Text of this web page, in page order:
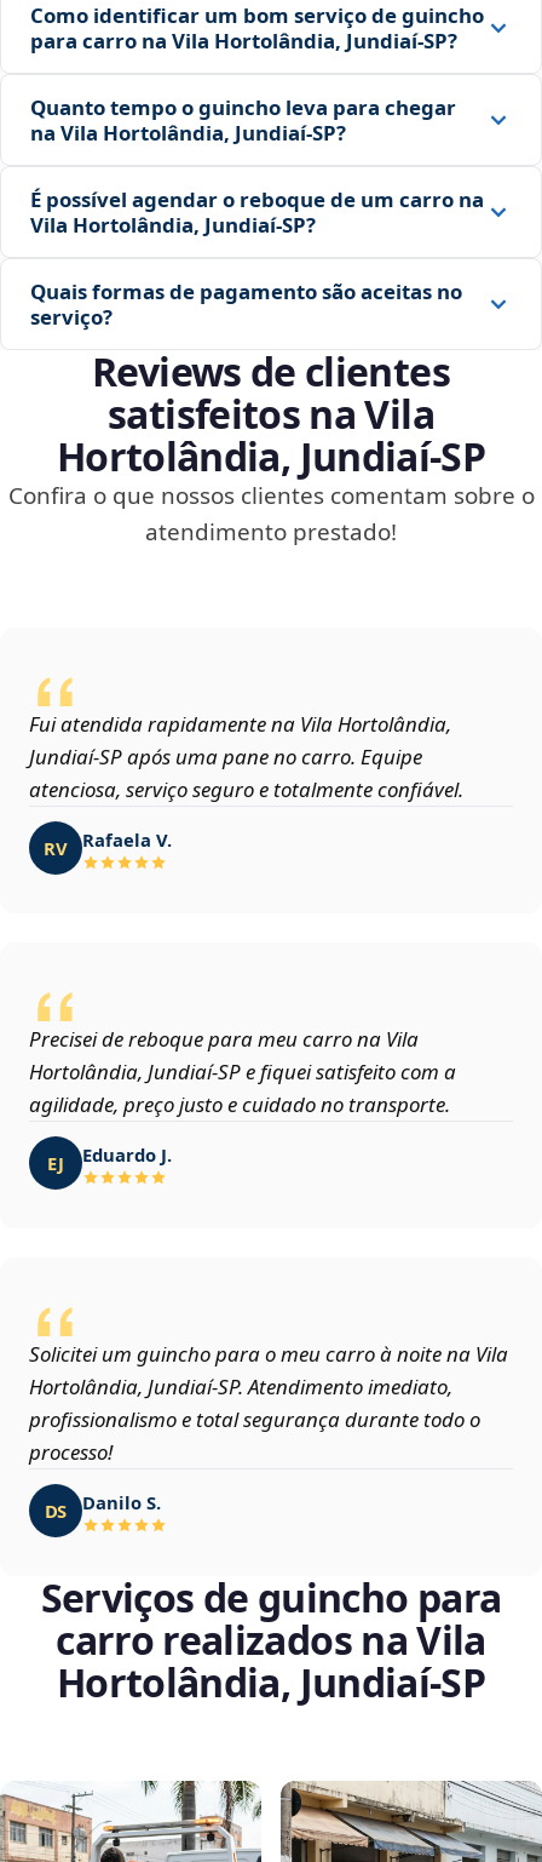
Como identificar um bom serviço de guincho
para carro na Vila Hortolândia, Jundiaí‑SP?
Quanto tempo o guincho leva para chegar
na Vila Hortolândia, Jundiaí‑SP?
É possível agendar o reboque de um carro na
Vila Hortolândia, Jundiaí‑SP?
Quais formas de pagamento são aceitas no
serviço?
Reviews de clientes
satisfeitos na Vila
Hortolândia, Jundiaí‑SP
Confira o que nossos clientes comentam sobre o
atendimento prestado!
Fui atendida rapidamente na Vila Hortolândia,
Jundiaí‑SP após uma pane no carro. Equipe
atenciosa, serviço seguro e totalmente confiável.
RV Rafaela V.
Precisei de reboque para meu carro na Vila
Hortolândia, Jundiaí‑SP e fiquei satisfeito com a
agilidade, preço justo e cuidado no transporte.
EJ Eduardo J.
Solicitei um guincho para o meu carro à noite na Vila
Hortolândia, Jundiaí‑SP. Atendimento imediato,
profissionalismo e total segurança durante todo o
processo!
DS Danilo S.
Serviços de guincho para
carro realizados na Vila
Hortolândia, Jundiaí‑SP